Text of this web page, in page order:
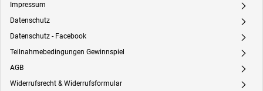
Impressum A
Datenschutz A
Datenschutz - Facebook A
Teilnahmebedingungen Gewinnspiel A
AGB A
Widerrufsrecht & Widerrufsformular A